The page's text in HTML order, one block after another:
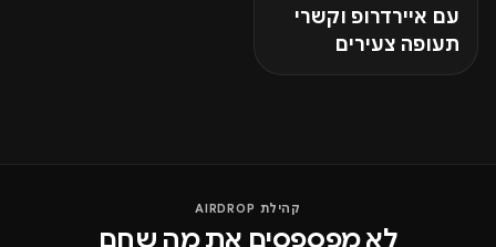
עם איירדרופ וקשרי
תעופה צעירים
קהילת AIRDROP
לא מפספסים את מה שחם